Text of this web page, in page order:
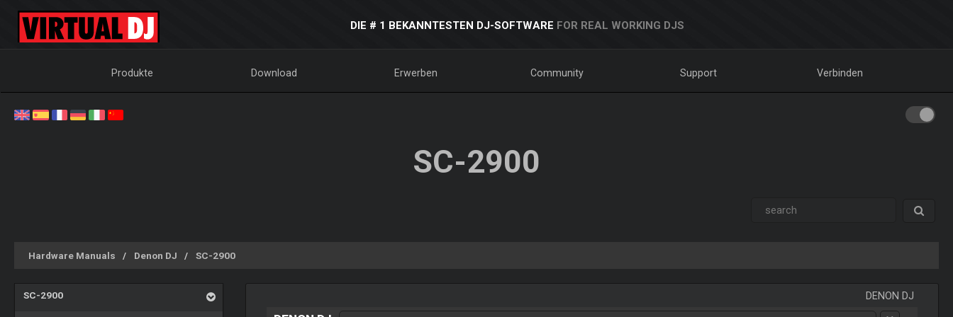
DIE # 1 BEKANNTESTEN DJ-SOFTWARE FOR REAL WORKING DJS
Produkte Download Erwerben Community Support Verbinden
SC-2900
Hardware Manuals Denon DJ SC-2900
SC-2900 DENON DJ